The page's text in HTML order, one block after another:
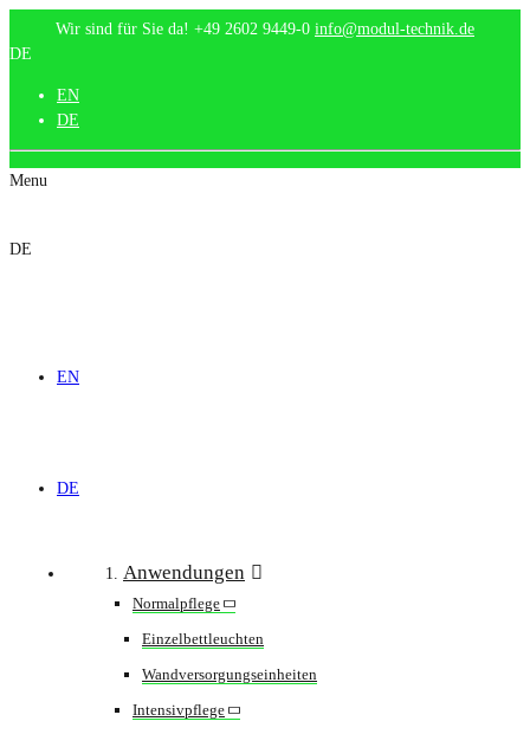
Wir sind für Sie da! +49 2602 9449-0 info@modul-technik.de
DE
EN
DE
Menu
DE
EN
DE
Anwendungen
Normalpflege
Einzelbettleuchten
Wandversorgungseinheiten
Intensivpflege